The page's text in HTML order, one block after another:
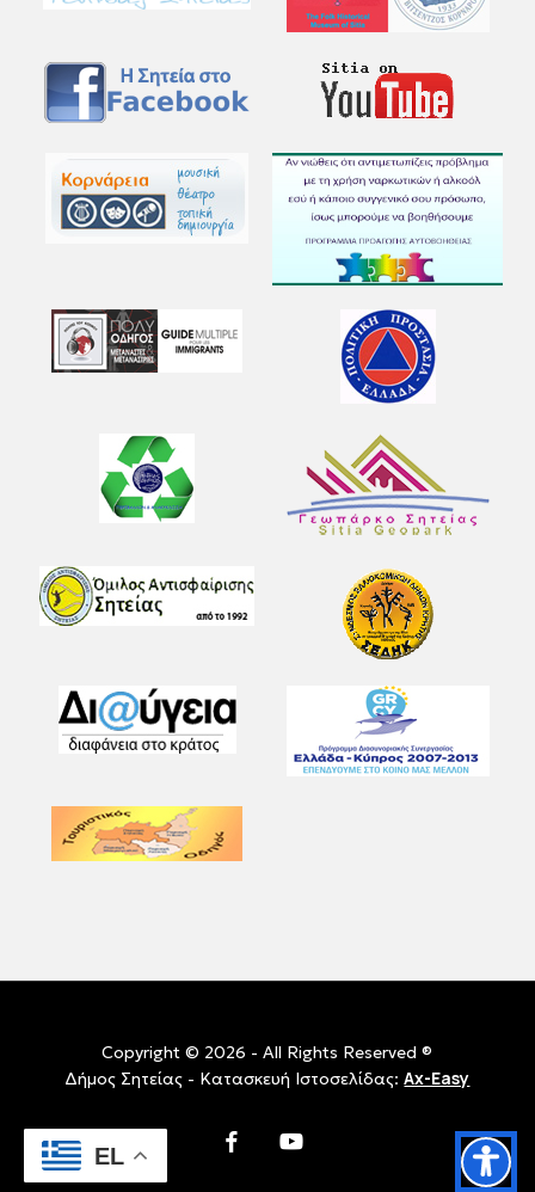
Copyright © 2026 - All Rights Reserved ®
Δήμος Σητείας - Κατασκευή Ιστοσελίδας:Ax-Easy
facebookyoutube
EL